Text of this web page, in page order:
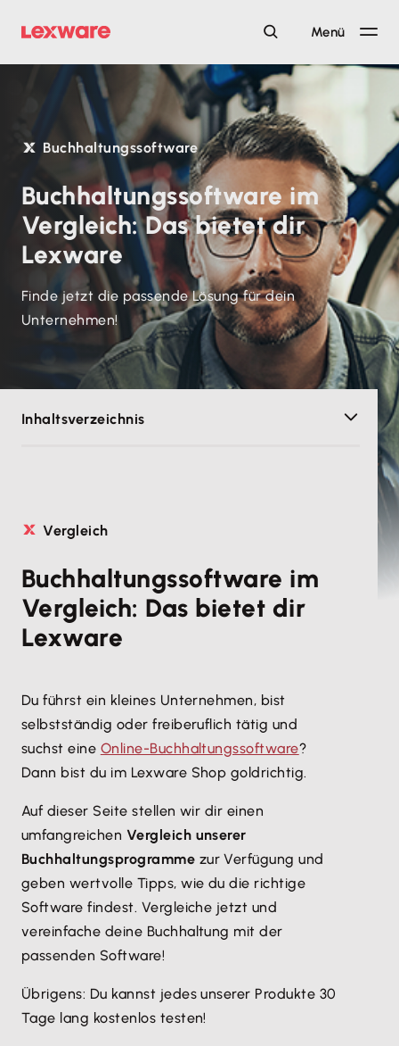
Menü
Buchhaltungssoftware
Buchhaltungssoftware im
Vergleich: Das bietet dir
Lexware
Finde jetzt die passende Lösung für dein
Unternehmen!
Inhaltsverzeichnis
Vergleich
Buchhaltungssoftware im
Vergleich: Das bietet dir
Lexware
Du führst ein kleines Unternehmen, bist
selbstständig oder freiberuflich tätig und
suchst eine Online-Buchhaltungssoftware?
Dann bist du im Lexware Shop goldrichtig.
Auf dieser Seite stellen wir dir einen
umfangreichen Vergleich unserer
Buchhaltungsprogramme zur Verfügung und
geben wertvolle Tipps, wie du die richtige
Software findest. Vergleiche jetzt und
vereinfache deine Buchhaltung mit der
passenden Software!
Übrigens: Du kannst jedes unserer Produkte 30
Tage lang kostenlos testen!